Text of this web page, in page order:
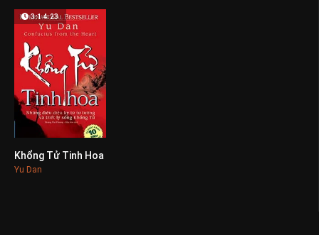
0
3:14:23
Khổng Tử Tinh Hoa
Yu Dan